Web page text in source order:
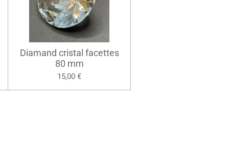
Diamand cristal facettes
80 mm
15,00 €